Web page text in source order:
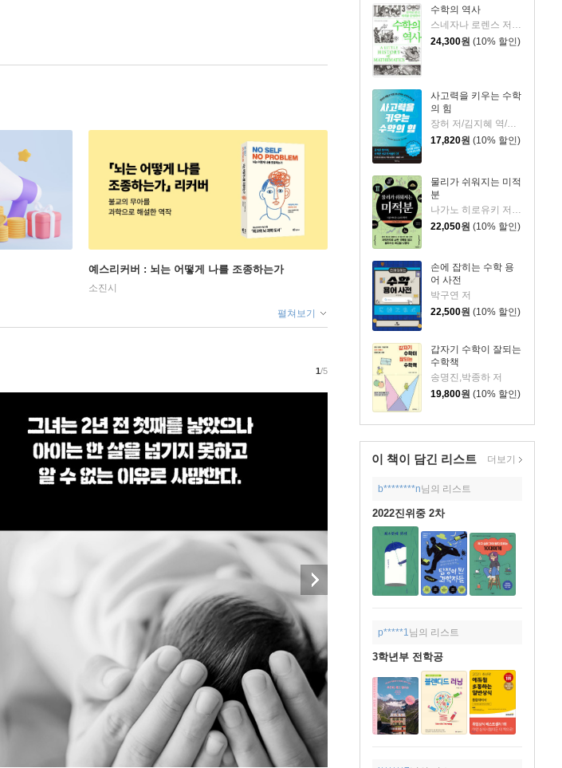
수학의 역사
24,300원 (10% 할인)
사고력을 키우는 수학
의 힘
장허 저/김지혜 역/신재호 감수
17,820원 (10% 할인)
물리가 쉬워지는 미적
분
나가노 히로유키 저/위정훈 역/김범준 감수
22,050원 (10% 할인)
손에 잡히는 수학 용
어 사전
박구연 저
22,500원 (10% 할인)
갑자기 수학이 잘되는
수학책
송명진,박종하 저
19,800원 (10% 할인)
이 책이 담긴 리스트 더보기
b********n님의 리스트
2022진위중 2차
p*****1님의 리스트
3학년부 전학공
예스리커버 : 뇌는 어떻게 나를 조종하는가
소진시
펼쳐보기
1/5